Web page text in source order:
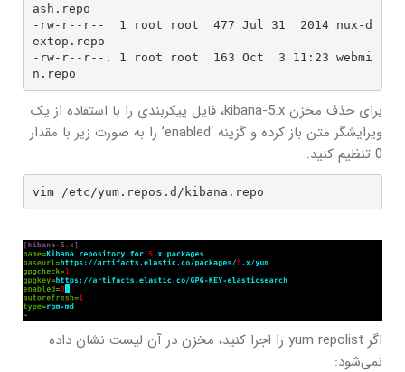
ash.repo
-rw-r--r--  1 root root  477 Jul 31  2014 nux-d
extop.repo
-rw-r--r--. 1 root root  163 Oct  3 11:23 webmi
n.repo
برای حذف مخزن kibana-5.x، فایل پیکربندی را با استفاده از یک
ویرایشگر متن باز کرده و گزینه ‘enabled’ را به صورت زیر با مقدار
0 تنظیم کنید.
vim /etc/yum.repos.d/kibana.repo
اگر yum repolist را اجرا کنید، مخزن در آن لیست نشان داده
نمی‌شود: